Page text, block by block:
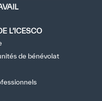
L’ICESCO
de bénévolat